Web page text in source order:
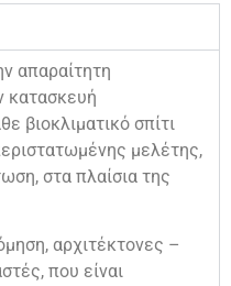
απαραίτητη
κατασκευή
βιοκλιματικό σπίτι
μελέτης,
στα πλαίσια της
αρχιτέκτονες –
που είναι